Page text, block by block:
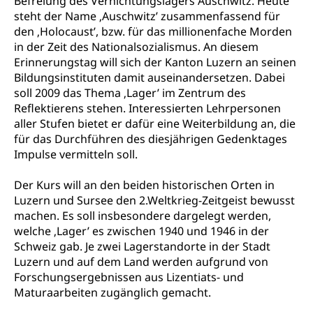
steht der Name ‚Auschwitz’ zusammenfassend für
den ‚Holocaust’, bzw. für das millionenfache Morden
in der Zeit des Nationalsozialismus. An diesem
Erinnerungstag will sich der Kanton Luzern an seinen
Bildungsinstituten damit auseinandersetzen. Dabei
soll 2009 das Thema ‚Lager’ im Zentrum des
Reflektierens stehen. Interessierten Lehrpersonen
aller Stufen bietet er dafür eine Weiterbildung an, die
für das Durchführen des diesjährigen Gedenktages
Impulse vermitteln soll.
Der Kurs will an den beiden historischen Orten in
Luzern und Sursee den 2.Weltkrieg-Zeitgeist bewusst
machen. Es soll insbesondere dargelegt werden,
welche ‚Lager’ es zwischen 1940 und 1946 in der
Schweiz gab. Je zwei Lagerstandorte in der Stadt
Luzern und auf dem Land werden aufgrund von
Forschungsergebnissen aus Lizentiats- und
Maturaarbeiten zugänglich gemacht.
Militär
Schweizer Armee
Erwerbsausfallentschädigung (WAS Luzern)
Bevölkerungsschutz
Katastrophenschutz, Katastrophenhilfe, Polizei,
Feuerwehr, Gesundheitswesen, technische Betriebe,
Alarmierung, Sirenentest
Kantonaler Führungsstab
Polizei
Ordnungskräfte, Sicherheit, öffentliche Ordnung
Polizei
Versorgung
Wasserversorgung
Waffen
Waffenerwerbsschein, Waffenschein, Waffenbüro,
Waffentragen, Selbstverteidigung
Waffen, Sprengstoffe und Pyrotechnik
Zivildienst
Militärdienst